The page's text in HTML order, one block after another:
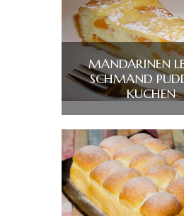
MANDARINEN
SCHMAND
KUCHEN